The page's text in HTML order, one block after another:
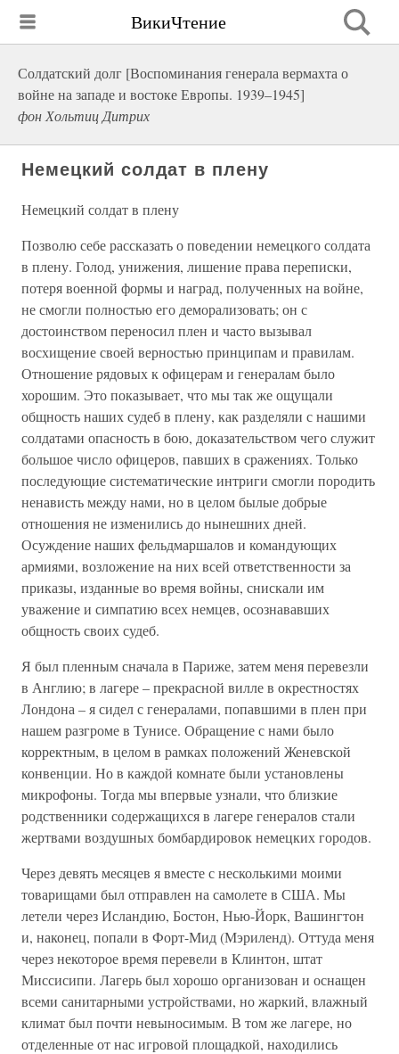
ВикиЧтение
Солдатский долг [Воспоминания генерала вермахта о
войне на западе и востоке Европы. 1939–1945]
фон Хольтиц Дитрих
Немецкий солдат в плену
Немецкий солдат в плену
Позволю себе рассказать о поведении немецкого солдата
в плену. Голод, унижения, лишение права переписки,
потеря военной формы и наград, полученных на войне,
не смогли полностью его деморализовать; он с
достоинством переносил плен и часто вызывал
восхищение своей верностью принципам и правилам.
Отношение рядовых к офицерам и генералам было
хорошим. Это показывает, что мы так же ощущали
общность наших судеб в плену, как разделяли с нашими
солдатами опасность в бою, доказательством чего служит
большое число офицеров, павших в сражениях. Только
последующие систематические интриги смогли породить
ненависть между нами, но в целом былые добрые
отношения не изменились до нынешних дней.
Осуждение наших фельдмаршалов и командующих
армиями, возложение на них всей ответственности за
приказы, изданные во время войны, снискали им
уважение и симпатию всех немцев, осознававших
общность своих судеб.
Я был пленным сначала в Париже, затем меня перевезли
в Англию; в лагере – прекрасной вилле в окрестностях
Лондона – я сидел с генералами, попавшими в плен при
нашем разгроме в Тунисе. Обращение с нами было
корректным, в целом в рамках положений Женевской
конвенции. Но в каждой комнате были установлены
микрофоны. Тогда мы впервые узнали, что близкие
родственники содержащихся в лагере генералов стали
жертвами воздушных бомбардировок немецких городов.
Через девять месяцев я вместе с несколькими моими
товарищами был отправлен на самолете в США. Мы
летели через Исландию, Бостон, Нью-Йорк, Вашингтон
и, наконец, попали в Форт-Мид (Мэриленд). Оттуда меня
через некоторое время перевели в Клинтон, штат
Миссисипи. Лагерь был хорошо организован и оснащен
всеми санитарными устройствами, но жаркий, влажный
климат был почти невыносимым. В том же лагере, но
отделенные от нас игровой площадкой, находились